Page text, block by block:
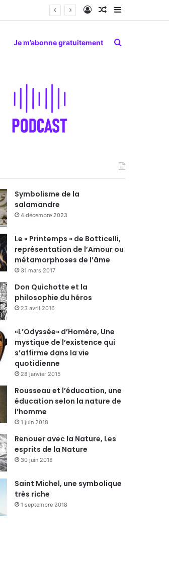
Connexion
Article Aléatoire
Sidebar
Je m’abonne gratuitement Rechercher
Symbolisme de la
salamandre
4 décembre 2023
Le « Printemps » de Botticelli,
représentation de l’Amour ou
métamorphoses de l’âme
31 mars 2017
Don Quichotte et la
philosophie du héros
23 avril 2016
«L’Odyssée» d’Homère, Une
mystique de l’existence qui
s’affirme dans la vie
quotidienne
28 janvier 2015
Rousseau et l’éducation, une
éducation selon la nature de
l’homme
1 juin 2018
Renouer avec la Nature, Les
esprits de la Nature
30 juin 2018
Saint Michel, une symbolique
très riche
1 septembre 2018